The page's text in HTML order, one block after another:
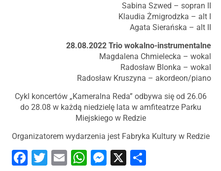
Sabina Szwed – sopran II
Klaudia Żmigrodzka – alt I
Agata Sierańska – alt II
28.08.2022 Trio wokalno-instrumentalne
Magdalena Chmielecka – wokal
Radosław Blonka – wokal
Radosław Kruszyna – akordeon/piano
Cykl koncertów „Kameralna Reda” odbywa się od 26.06
do 28.08 w każdą niedzielę lata w amfiteatrze Parku
Miejskiego w Redzie
Organizatorem wydarzenia jest Fabryka Kultury w Redzie
Facebook
Twitter
EmailWhatsApp
Messenger
X